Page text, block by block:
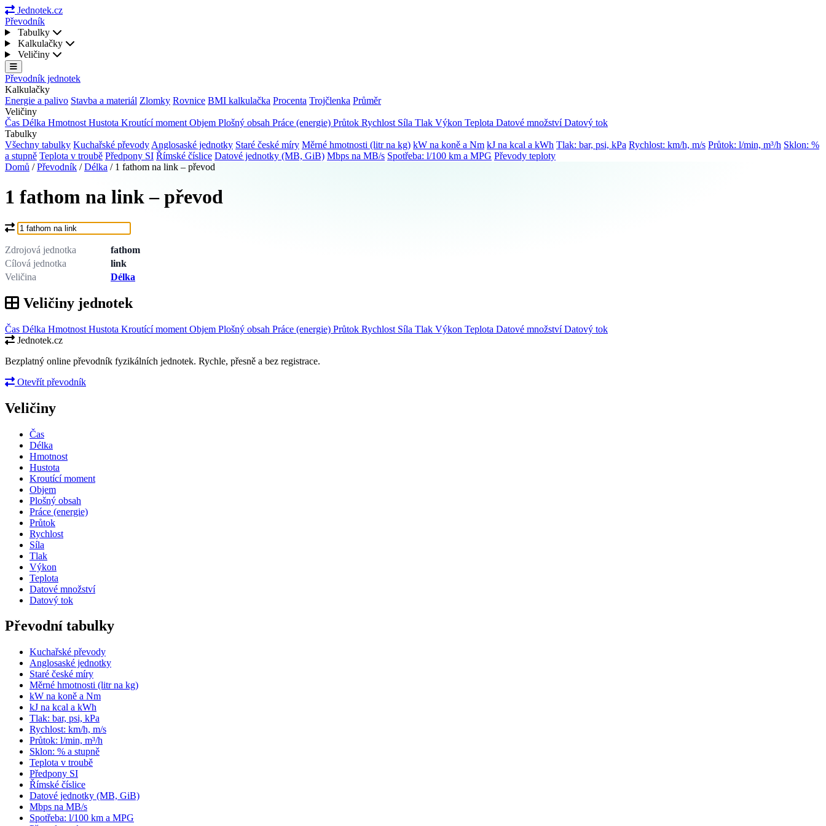
Jednotek.cz
Převodník
Tabulky
Kalkulačky
Veličiny
Převodník jednotek
Kalkulačky
Energie a palivo Stavba a materiál Zlomky Rovnice BMI kalkulačka Procenta Trojčlenka Průměr
Veličiny
Čas Délka Hmotnost Hustota Kroutící moment Objem Plošný obsah Práce (energie) Průtok Rychlost Síla Tlak Výkon Teplota Datové množstvíDatový tok
Tabulky
Všechny tabulky Kuchařské převody Anglosaské jednotky Staré české míry Měrné hmotnosti (litr na kg) kW na koně a Nm kJ na kcal a kWh Tlak: bar, psi, kPa Rychlost: km/h, m/s Průtok: l/min, m³/h Sklon: %
a stupně Teplota v troubě Předpony SI Římské číslice Datové jednotky (MB, GiB) Mbps na MB/s Spotřeba: l/100 km a MPG Převody teploty
Domů / Převodník / Délka / 1 fathom na link – převod
1 fathom na link – převod
Co chcete převést?
Zdrojová jednotka
fathom
Cílová jednotka
link
Veličina
Délka
Veličiny jednotek
Čas Délka Hmotnost Hustota Kroutící moment Objem Plošný obsah Práce (energie) Průtok Rychlost Síla Tlak Výkon Teplota Datové množstvíDatový tok
Jednotek.cz
Bezplatný online převodník fyzikálních jednotek. Rychle, přesně a bez registrace.
Otevřít převodník
Veličiny
Čas
Délka
Hmotnost
Hustota
Kroutící moment
Objem
Plošný obsah
Práce (energie)
Průtok
Rychlost
Síla
Tlak
Výkon
Teplota
Datové množství
Datový tok
Převodní tabulky
Kuchařské převody
Anglosaské jednotky
Staré české míry
Měrné hmotnosti (litr na kg)
kW na koně a Nm
kJ na kcal a kWh
Tlak: bar, psi, kPa
Rychlost: km/h, m/s
Průtok: l/min, m³/h
Sklon: % a stupně
Teplota v troubě
Předpony SI
Římské číslice
Datové jednotky (MB, GiB)
Mbps na MB/s
Spotřeba: l/100 km a MPG